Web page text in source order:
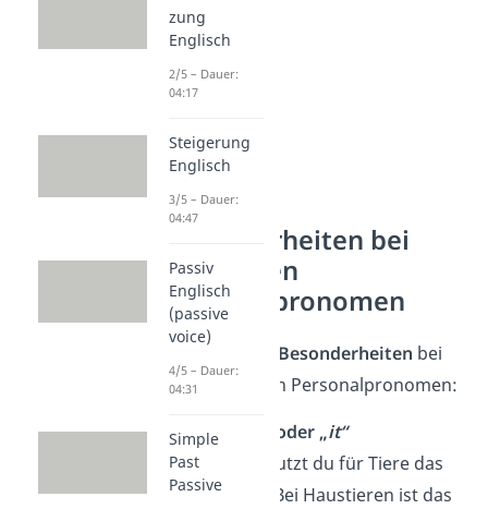
Besonderheiten bei
englischen
Personalpronomen
Hier sind drei Besonderheiten bei
den englischen Personalpronomen:
1. „he“, „she“ oder „it“
In der Regel nutzt du für Tiere das
Pronomen
. Bei Haustieren ist das
zung
Englisch
2/5 – Dauer:
04:17
Steigerung
Englisch
3/5 – Dauer:
04:47
Passiv
Englisch
(passive
voice)
4/5 – Dauer:
04:31
Simple
Past
Passive